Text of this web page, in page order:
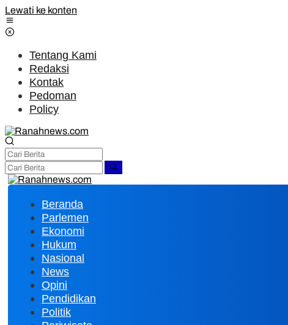
Lewati ke konten
Tentang Kami
Redaksi
Kontak
Pedoman
Policy
Beranda
Parlemen
Ekonomi
Hukum
Nasional
News
Opini
Pendidikan
Politik